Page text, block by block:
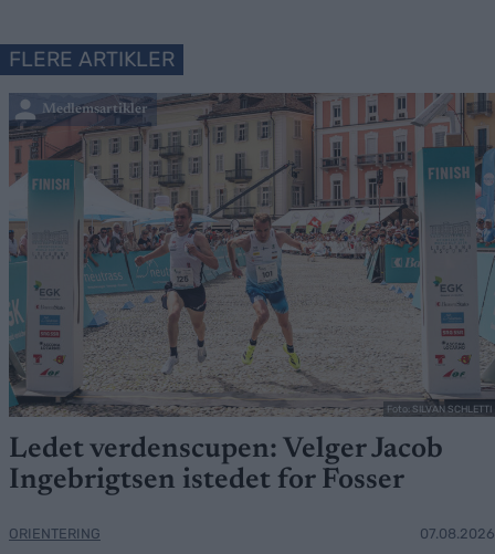
FLERE ARTIKLER
Medlemsartikler
Foto: SILVAN SCHLETTI
Ledet verdenscupen: Velger Jacob
Ingebrigtsen istedet for Fosser
ORIENTERING 07.08.2026